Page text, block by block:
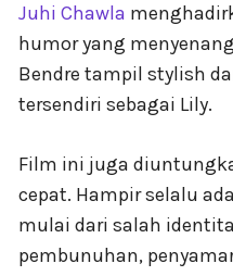
Juhi Chawla
humor yang
Bendre tampil stylish
tersendiri sebagai Lily.
Film ini juga
cepat. Hampir selalu
mulai dari salah
pembunuhan,